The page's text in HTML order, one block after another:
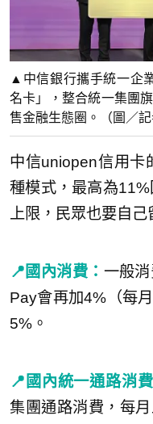
▲中信銀行攜手統一企
名卡」，整合統一集團
售金融生態圈。（圖／記
中信uniopen信用卡
種模式，最高為
上限，民眾也要自己
📍國內消費： 一般
Pay會再加4%（每
5%。
📍國內統一通路消
集團通路消費，每